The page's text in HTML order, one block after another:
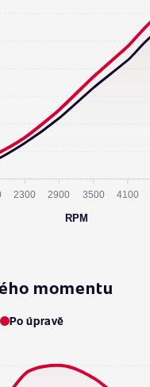
2300 2900 3500 4100
RPM
momentu
Po úpravě